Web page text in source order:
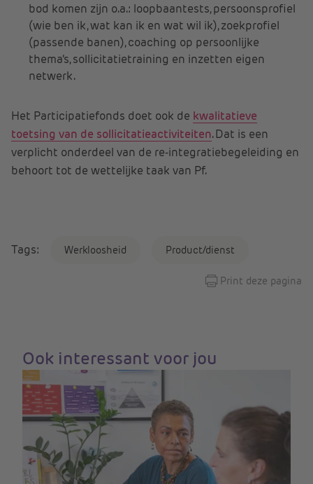
bod komen zijn o.a.: loopbaantests, persoonsprofiel
(wie ben ik, wat kan ik en wat wil ik), zoekprofiel
(passende banen), coaching op persoonlijke
thema’s, sollicitatietraining en inzetten eigen
netwerk.
Het Participatiefonds doet ook de kwalitatieve
toetsing van de sollicitatieactiviteiten. Dat is een
verplicht onderdeel van de re-integratiebegeleiding en
behoort tot de wettelijke taak van Pf.
Tags: Werkloosheid Product/dienst
Print deze pagina
Ook interessant voor jou